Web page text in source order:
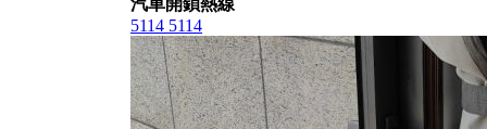
5114 5114